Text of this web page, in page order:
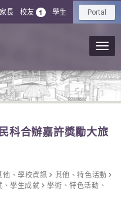
家長 校友 1 學生 Portal
科合辦嘉許獎勵大旅
他 、學校資訊 其他 、特色活動
、學生成就 學術 、特色活動 、